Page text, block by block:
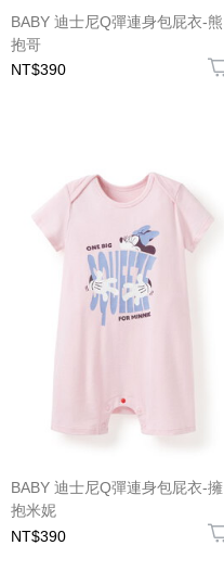
BABY 迪士尼Q彈連身包屁衣-熊
抱哥
NT$390
BABY 迪士尼Q彈連身包屁衣-擁
抱米妮
NT$390